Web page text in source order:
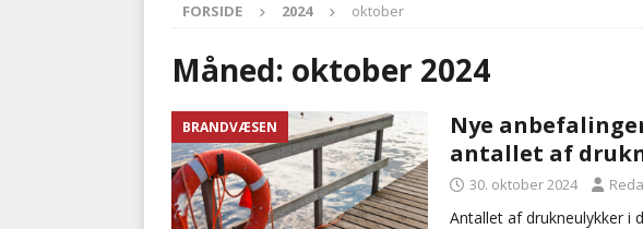
[ 7. august 2026 ]
nødsporet
AUTOHJÆLP
BRANDVÆSEN
[ 5. august 2026 ]
Advarer: Udløb af
i det offentlige
FORSIDE 2024 oktober
Måned: oktober 2024
BRANDVÆSEN
Nye
antallet af
30. oktober 2024
Antallet af drukneulykker i